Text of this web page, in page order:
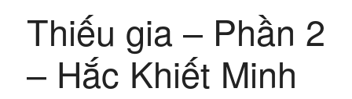
Thiếu gia – Phần 2
– Hắc Khiết Minh